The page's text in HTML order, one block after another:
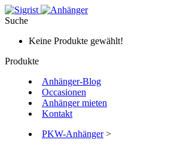
Suche
Keine Produkte gewählt!
Produkte
Anhänger-Blog
Occasionen
Anhänger mieten
Kontakt
PKW-Anhänger >